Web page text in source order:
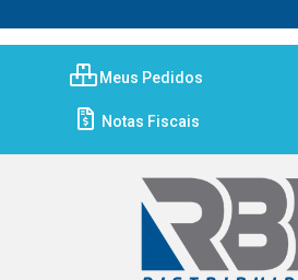
Meus Pedidos
Notas Fiscais